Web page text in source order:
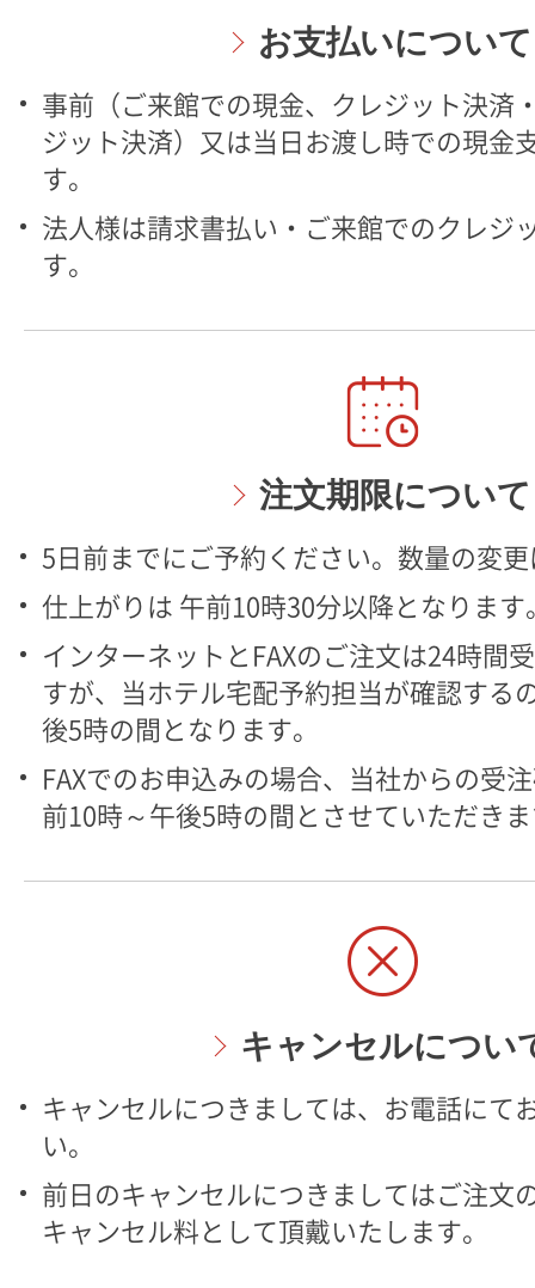
お支払いについて
事前（ご来館での現金、クレジット決済
ジット決済）又は当日お渡し時での現金
す。
法人様は請求書払い・ご来館でのクレジ
す。
注文期限について
5日前までにご予約ください。数量の変
仕上がりは 午前10時30分以降となります
インターネットとFAXのご注文は24時間
すが、当ホテル宅配予約担当が確認する
後5時の間となります。
FAXでのお申込みの場合、当社からの受
前10時～午後5時の間とさせていただき
キャンセルについ
キャンセルにつきましては、お電話にて
い。
前日のキャンセルにつきましてはご注文
キャンセル料として頂戴いたします。